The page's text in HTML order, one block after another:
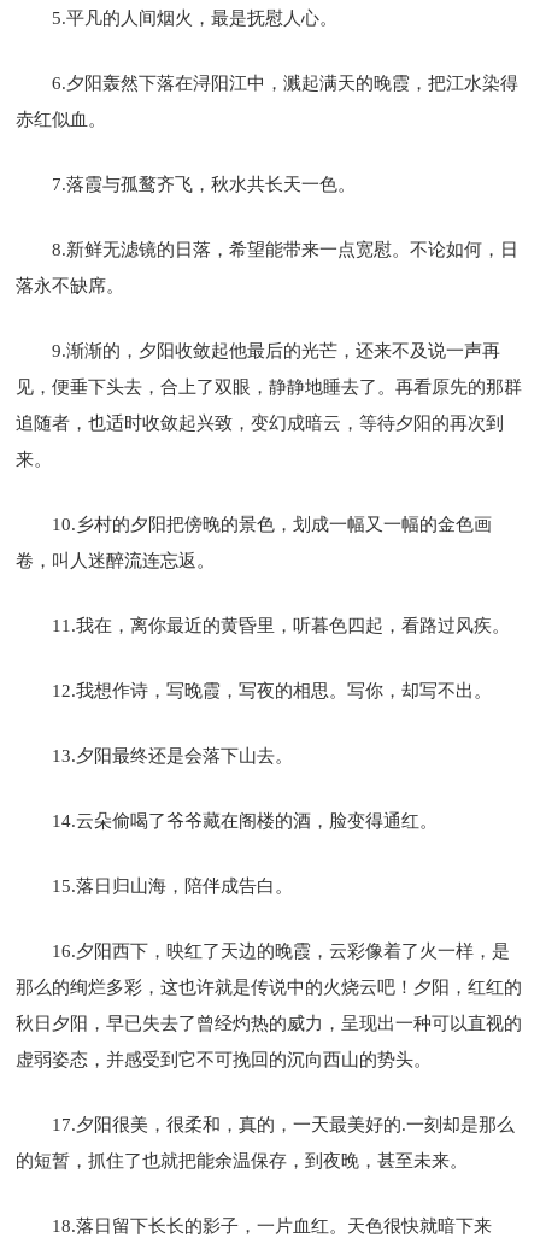
5.平凡的人间烟火，最是抚慰人心。
6.夕阳轰然下落在浔阳江中，溅起满天的晚霞，把江水染得
赤红似血。
7.落霞与孤鹜齐飞，秋水共长天一色。
8.新鲜无滤镜的日落，希望能带来一点宽慰。不论如何，日
落永不缺席。
9.渐渐的，夕阳收敛起他最后的光芒，还来不及说一声再
见，便垂下头去，合上了双眼，静静地睡去了。再看原先的那群
追随者，也适时收敛起兴致，变幻成暗云，等待夕阳的再次到
来。
10.乡村的夕阳把傍晚的景色，划成一幅又一幅的金色画
卷，叫人迷醉流连忘返。
11.我在，离你最近的黄昏里，听暮色四起，看路过风疾。
12.我想作诗，写晚霞，写夜的相思。写你，却写不出。
13.夕阳最终还是会落下山去。
14.云朵偷喝了爷爷藏在阁楼的酒，脸变得通红。
15.落日归山海，陪伴成告白。
16.夕阳西下，映红了天边的晚霞，云彩像着了火一样，是
那么的绚烂多彩，这也许就是传说中的火烧云吧！夕阳，红红的
秋日夕阳，早已失去了曾经灼热的威力，呈现出一种可以直视的
虚弱姿态，并感受到它不可挽回的沉向西山的势头。
17.夕阳很美，很柔和，真的，一天最美好的.一刻却是那么
的短暂，抓住了也就把能余温保存，到夜晚，甚至未来。
18.落日留下长长的影子，一片血红。天色很快就暗下来